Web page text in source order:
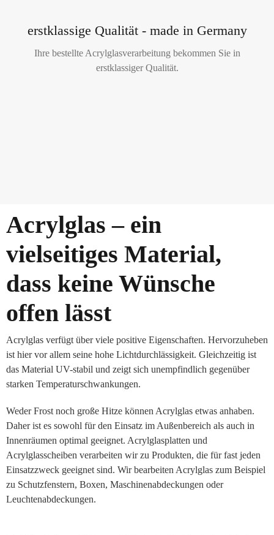
erstklassige Qualität - made in Germany
Ihre bestellte Acrylglasverarbeitung bekommen Sie in
erstklassiger Qualität.
Acrylglas – ein
vielseitiges Material,
dass keine Wünsche
offen lässt
Acrylglas verfügt über viele positive Eigenschaften. Hervorzuheben
ist hier vor allem seine hohe Lichtdurchlässigkeit. Gleichzeitig ist
das Material UV-stabil und zeigt sich unempfindlich gegenüber
starken Temperaturschwankungen.
Weder Frost noch große Hitze können Acrylglas etwas anhaben.
Daher ist es sowohl für den Einsatz im Außenbereich als auch in
Innenräumen optimal geeignet. Acrylglasplatten und
Acrylglasscheiben verarbeiten wir zu Produkten, die für fast jeden
Einsatzzweck geeignet sind. Wir bearbeiten Acrylglas zum Beispiel
zu Schutzfenstern, Boxen, Maschinenabdeckungen oder
Leuchtenabdeckungen.